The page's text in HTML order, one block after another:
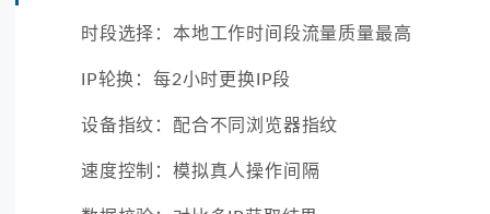
时段选择：本地工作时间段流量质量最高
IP轮换：每2小时更换IP段
设备指纹：配合不同浏览器指纹
速度控制：模拟真人操作间隔